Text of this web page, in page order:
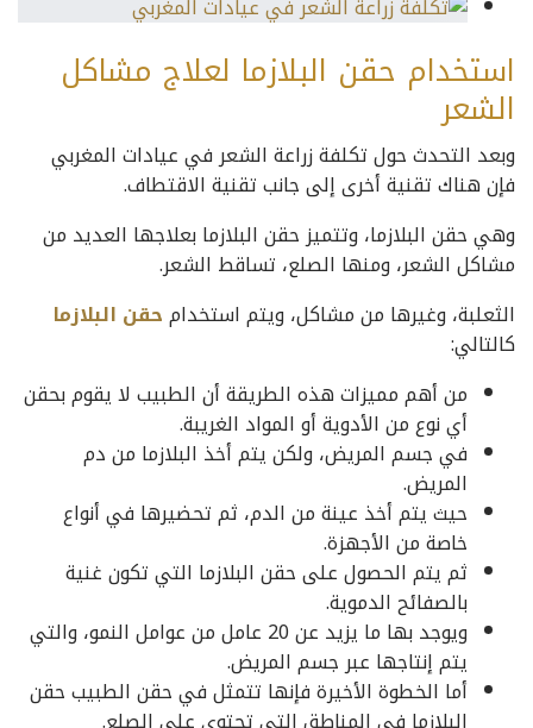
استخدام حقن البلازما لعلاج مشاكل
الشعر
وبعد التحدث حول تكلفة زراعة الشعر في عيادات المغربي
فإن هناك تقنية أخرى إلى جانب تقنية الاقتطاف.
وهي حقن البلازما، وتتميز حقن البلازما بعلاجها العديد من
مشاكل الشعر، ومنها الصلع، تساقط الشعر.
الثعلبة، وغيرها من مشاكل، ويتم استخدامحقن البلازما
كالتالي:
من أهم مميزات هذه الطريقة أن الطبيب لا يقوم بحقن
أي نوع من الأدوية أو المواد الغريبة.
في جسم المريض، ولكن يتم أخذ البلازما من دم
المريض.
حيث يتم أخذ عينة من الدم، ثم تحضيرها في أنواع
خاصة من الأجهزة.
ثم يتم الحصول على حقن البلازما التي تكون غنية
بالصفائح الدموية.
ويوجد بها ما يزيد عن 20 عامل من عوامل النمو، والتي
يتم إنتاجها عبر جسم المريض.
أما الخطوة الأخيرة فإنها تتمثل في حقن الطبيب حقن